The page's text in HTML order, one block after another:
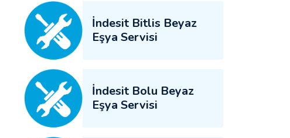
İndesit Bitlis Beyaz
Eşya Servisi
İndesit Bolu Beyaz
Eşya Servisi